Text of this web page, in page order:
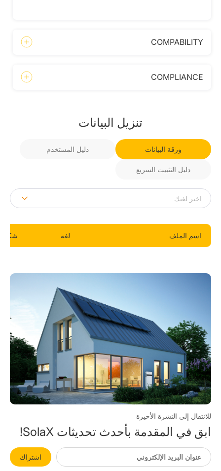
COMPABILITY
COMPLIANCE
تنزيل البيانات
ورقة البيانات دليل المستخدم
دليل التثبيت السريع
اسم الملف لغة شكل
للانتقال إلى النشرة الأخيرة
ابق في المقدمة بأحدث تحديثات SolaX!
اشتراك